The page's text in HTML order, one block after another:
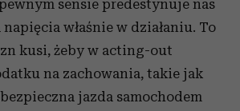
sensie predestynuje nas
właśnie w działaniu. To
kusi, żeby w acting-out
na zachowania, takie jak
jazda samochodem